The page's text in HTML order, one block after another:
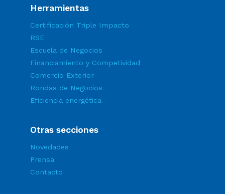
Herramientas
Certificación Triple Impacto
RSE
Escuela de Negocios
Financiamiento y Competividad
Comercio Exterior
Rondas de Negocios
Eficiencia energética
Otras secciones
Novedades
Prensa
Contacto